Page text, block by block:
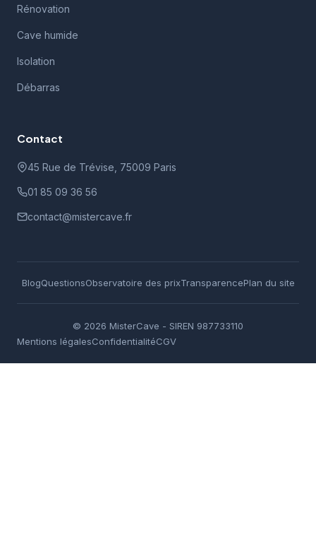
Rénovation
Cave humide
Isolation
Débarras
Contact
45 Rue de Trévise, 75009 Paris
01 85 09 36 56
contact@mistercave.fr
BlogQuestionsObservatoire des prixTransparencePlan du site
© 2026 MisterCave - SIREN 987733110
Mentions légalesConfidentialitéCGV